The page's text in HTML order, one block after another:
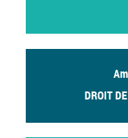
DROIT